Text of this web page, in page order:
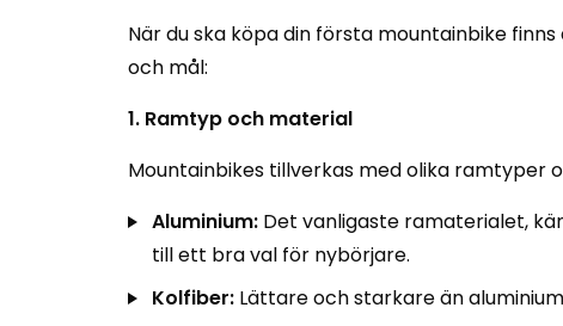
När du ska köpa din första mountainbike
och mål:
1. Ramtyp och material
Mountainbikes tillverkas med olika ramtyper
Aluminium: Det vanligaste ramaterialet,
till ett bra val för nybörjare.
Kolfiber: Lättare och starkare än